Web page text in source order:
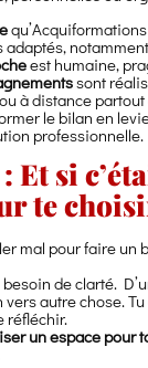
adaptés,
est humaine,
sont
à distance
le bilan en
professionnelle.
Et si
te
mal pour faire un
besoin de clarté.
autre chose.
réfléchir.
un espace pour